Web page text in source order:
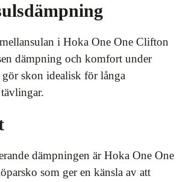
i Hoka One One Clifton
dämpning och komfort under
skon idealisk för långa
dämpningen är Hoka One One
som ger en känsla av att